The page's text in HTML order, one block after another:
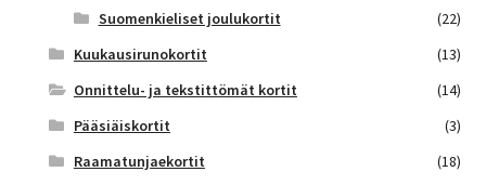
Suomenkieliset joulukortit
(22)
Kuukausirunokortit
(13)
Onnittelu- ja tekstittömät kortit
(14)
Pääsiäiskortit
(3)
Raamatunjaekortit
(18)